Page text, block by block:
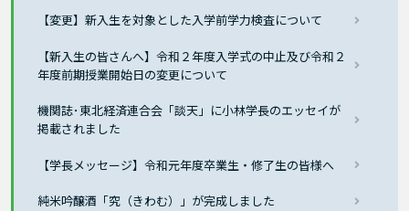
【変更】新入生を対象とした入学前学力検査について
【新入生の皆さんへ】令和２年度入学式の中止及び令和２
年度前期授業開始日の変更について
機関誌･東北経済連合会「談天」に小林学長のエッセイが
掲載されました
【学長メッセージ】令和元年度卒業生・修了生の皆様へ
純米吟醸酒「究（きわむ）」が完成しました